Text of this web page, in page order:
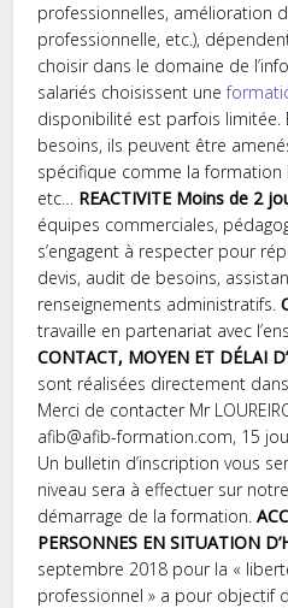
professionnelles, amélioration
professionnelle, etc.),
choisir dans le domaine de
salariés choisissent une
disponibilité est parfois limitée.
besoins, ils peuvent être
spécifique comme la formation
etc… REACTIVITE Moins de 2
équipes commerciales,
s’engagent à respecter pour
devis, audit de besoins,
renseignements administratifs.
travaille en partenariat avec
CONTACT, MOYEN ET DÉLAI
sont réalisées directement dans
Merci de contacter Mr
afib@afib-formation.com, 15
Un bulletin d’inscription vous
niveau sera à effectuer sur
démarrage de la formation.
PERSONNES EN SITUATION
septembre 2018 pour la «
professionnel » a pour objectif